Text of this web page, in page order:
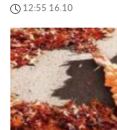
12:55 16.10